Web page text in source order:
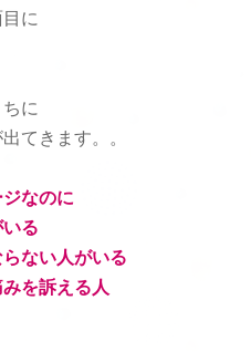
に
に
てきます。。
なのに
る
ない人がいる
を訴える人